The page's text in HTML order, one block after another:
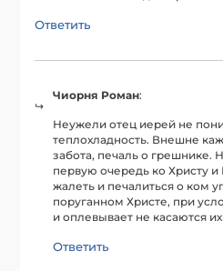
Ответить
Чиорня Роман:
Неужели отец иерей не
теплохладность. Внешне
забота, печаль о грешнике.
первую очередь ко Христу
жалеть и печалиться о ком
поруганном Христе, при
и оплевывает не касаются
Ответить